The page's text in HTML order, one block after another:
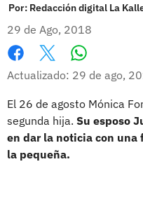
Por: Redacción digital La
29 de Ago, 2018
Facebook
X
Actualizado: 29 de ago,
El 26 de agosto Mónica
segunda hija. Su esposo
en dar la noticia con una
la pequeña.